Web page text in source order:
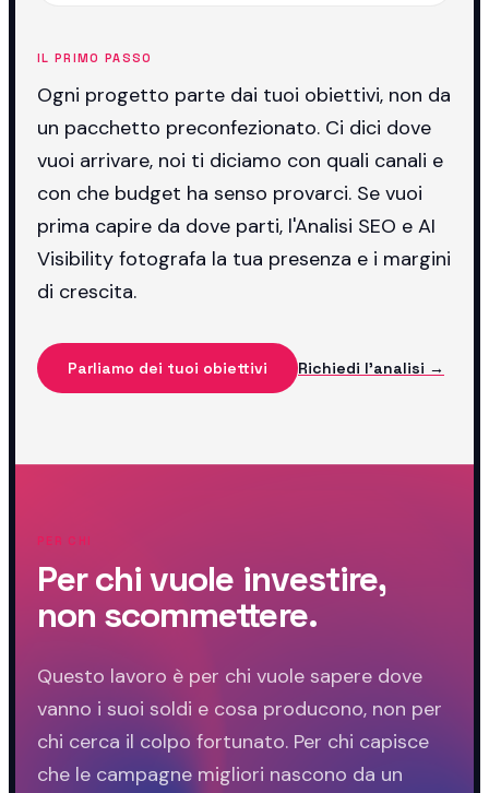
IL PRIMO PASSO
Ogni progetto parte dai tuoi obiettivi, non da
un pacchetto preconfezionato. Ci dici dove
vuoi arrivare, noi ti diciamo con quali canali e
con che budget ha senso provarci. Se vuoi
prima capire da dove parti, l'Analisi SEO e AI
Visibility fotografa la tua presenza e i margini
di crescita.
Parliamo dei tuoi obiettivi Richiedi l'analisi →
PER CHI
Per chi vuole investire,
non scommettere.
Questo lavoro è per chi vuole sapere dove
vanno i suoi soldi e cosa producono, non per
chi cerca il colpo fortunato. Per chi capisce
che le campagne migliori nascono da un